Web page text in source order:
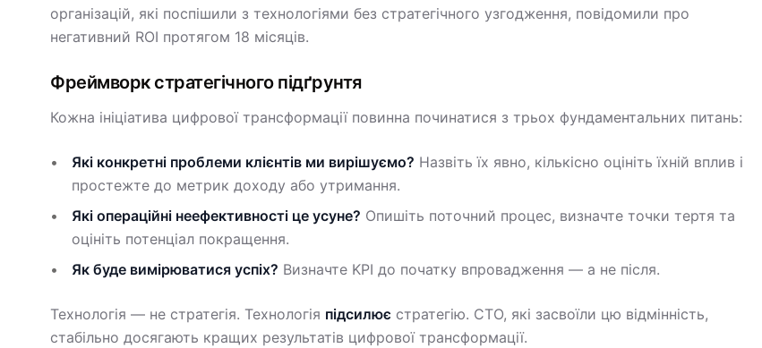
організацій, які поспішили з технологіями без стратегічного узгодження, повідомили про
негативний ROI протягом 18 місяців.
Фреймворк стратегічного підґрунтя
Кожна ініціатива цифрової трансформації повинна починатися з трьох фундаментальних питань:
Які конкретні проблеми клієнтів ми вирішуємо? Назвіть їх явно, кількісно оцініть їхній вплив і
простежте до метрик доходу або утримання.
Які операційні неефективності це усуне? Опишіть поточний процес, визначте точки тертя та
оцініть потенціал покращення.
Як буде вимірюватися успіх? Визначте KPI до початку впровадження — а не після.
Технологія — не стратегія. Технологія підсилює стратегію. CTO, які засвоїли цю відмінність,
стабільно досягають кращих результатів цифрової трансформації.